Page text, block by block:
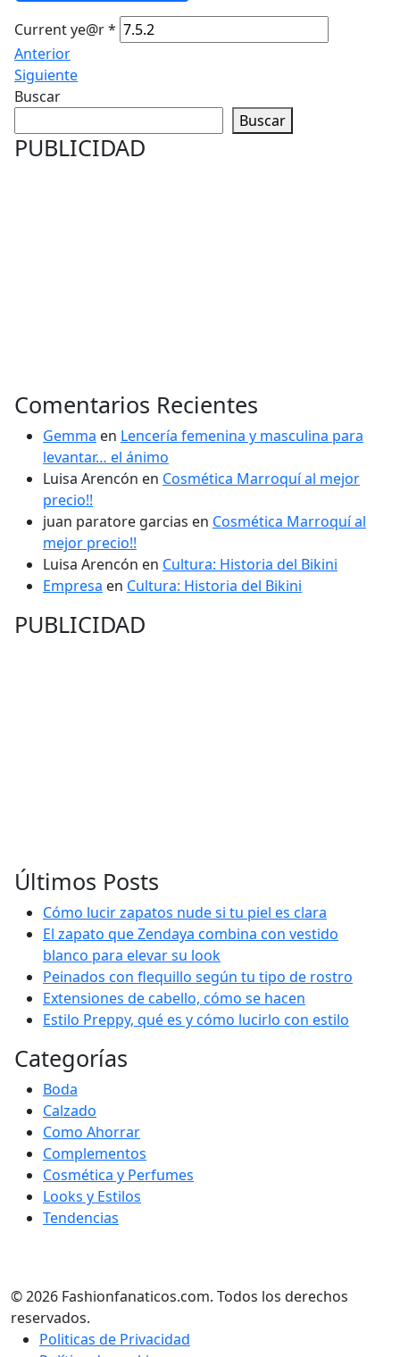
Current ye@r*
Anterior
Siguiente
Buscar
Buscar
PUBLICIDAD
Comentarios Recientes
Gemma en Lencería femenina y masculina para
levantar… el ánimo
Luisa Arencón en Cosmética Marroquí al mejor
precio!!
juan paratore garcias en Cosmética Marroquí al
mejor precio!!
Luisa Arencón en Cultura: Historia del Bikini
Empresa en Cultura: Historia del Bikini
PUBLICIDAD
Últimos Posts
Cómo lucir zapatos nude si tu piel es clara
El zapato que Zendaya combina con vestido
blanco para elevar su look
Peinados con flequillo según tu tipo de rostro
Extensiones de cabello, cómo se hacen
Estilo Preppy, qué es y cómo lucirlo con estilo
Categorías
Boda
Calzado
Como Ahorrar
Complementos
Cosmética y Perfumes
Looks y Estilos
Tendencias
© 2026 Fashionfanaticos.com. Todos los derechos
reservados.
Politicas de Privacidad